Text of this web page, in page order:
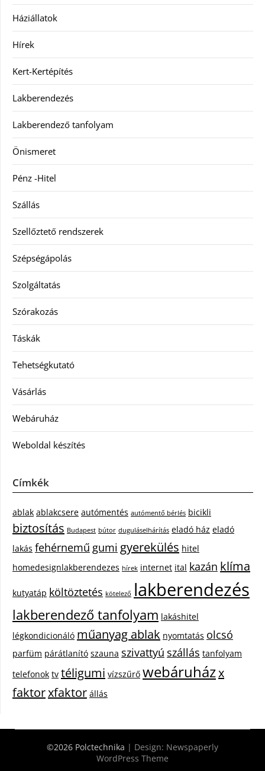
Háziállatok
Hírek
Kert-Kertépítés
Lakberendezés
Lakberendező tanfolyam
Önismeret
Pénz -Hitel
Szállás
Szellőztető rendszerek
Szépségápolás
Szolgáltatás
Szórakozás
Táskák
Tehetségkutató
Vásárlás
Webáruház
Weboldal készítés
Címkék
ablak ablakcsere autómentés autómentő bérlés bicikli
biztosítás Budapest bútor duguláselhárítás eladó ház eladó
lakás fehérnemű gumi gyerekülés hitel
homedesignlakberendezes hírek internet ital kazán klíma
kutyatáp költöztetés kötelező lakberendezés
lakberendező tanfolyam lakáshitel
légkondicionáló műanyag ablak nyomtatás olcsó
parfüm párátlanító szauna szivattyú szállás tanfolyam
telefonok tv téligumi vízszűrő webáruházx
faktorxfaktor állás
©2026 Polctechnika | Design: Newspaperly
WordPress Theme